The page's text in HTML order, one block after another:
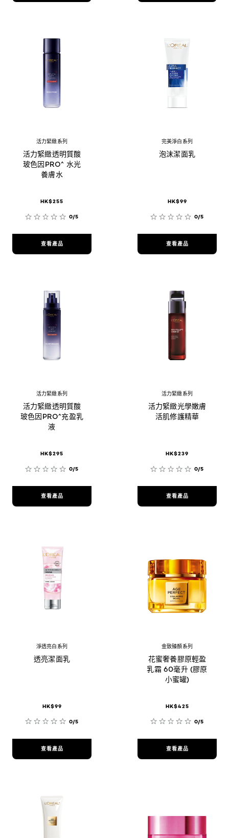
活力緊緻系列
活力緊緻透明質酸
玻色因PRO^ 水光
養膚水
HK$255
0/5
查看產品
完美淨白系列
泡沫潔面乳
HK$99
0/5
查看產品
活力緊緻系列
活力緊緻透明質酸
玻色因PRO^充盈乳
液
HK$295
0/5
查看產品
活力緊緻系列
活力緊緻光學嫩膚
活肌修護精華
HK$239
0/5
查看產品
淨透亮白系列
透亮潔面乳
HK$99
0/5
查看產品
金致臻顏系列
花蜜奢養膠原輕盈
乳霜 60毫升 (膠原
小蜜罐)
HK$425
0/5
查看產品